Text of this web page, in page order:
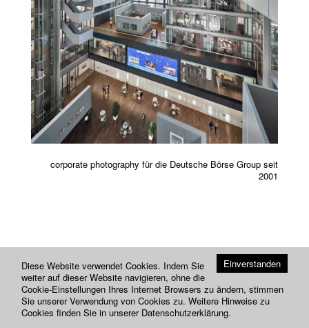
corporate photography für die Deutsche Börse Group seit
2001
Einverstanden
Diese Website verwendet Cookies. Indem Sie
weiter auf dieser Website navigieren, ohne die
Cookie-Einstellungen Ihres Internet Browsers zu ändern, stimmen
Sie unserer Verwendung von Cookies zu. Weitere Hinweise zu
Cookies finden Sie in unserer Datenschutzerklärung.